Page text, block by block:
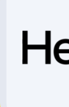
Wir bieten
garantiert.